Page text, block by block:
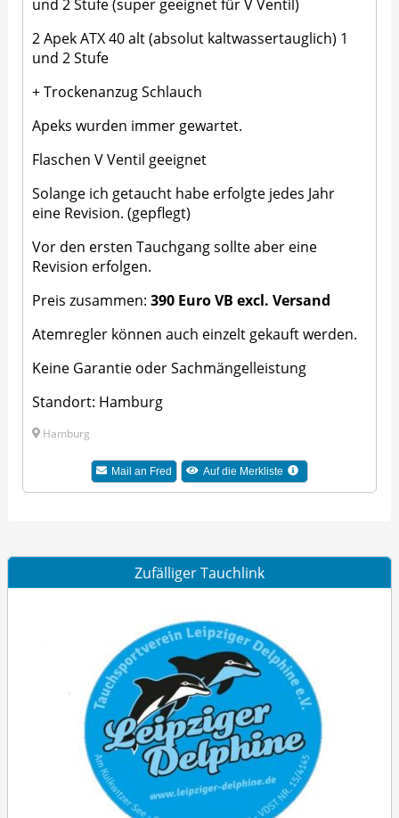
und 2 Stufe (super geeignet für V Ventil)
2 Apek ATX 40 alt (absolut kaltwassertauglich) 1
und 2 Stufe
+ Trockenanzug Schlauch
Apeks wurden immer gewartet.
Flaschen V Ventil geeignet
Solange ich getaucht habe erfolgte jedes Jahr
eine Revision. (gepflegt)
Vor den ersten Tauchgang sollte aber eine
Revision erfolgen.
Preis zusammen:390 Euro VB excl. Versand
Atemregler können auch einzelt gekauft werden.
Keine Garantie oder Sachmängelleistung
Standort: Hamburg
Hamburg
Mail an Fred Auf die Merkliste
Zufälliger Tauchlink